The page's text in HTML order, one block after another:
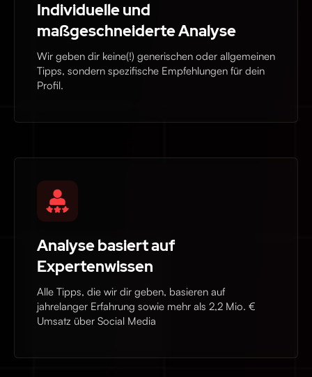
Individuelle und
maßgeschneiderte Analyse
Wir geben dir keine(!) generischen oder allgemeinen
Tipps, sondern spezifische Empfehlungen für dein
Profil.
Analyse basiert auf
Expertenwissen
Alle Tipps, die wir dir geben, basieren auf
jahrelanger Erfahrung sowie mehr als 2,2 Mio. €
Umsatz über Social Media